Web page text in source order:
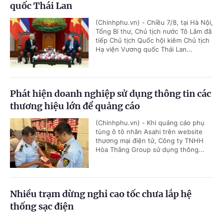
quốc Thái Lan
(Chinhphu.vn) - Chiều 7/8, tại Hà Nội,
Tổng Bí thư, Chủ tịch nước Tô Lâm đã
tiếp Chủ tịch Quốc hội kiêm Chủ tịch
Hạ viện Vương quốc Thái Lan...
Phát hiện doanh nghiệp sử dụng thông tin các
thương hiệu lớn để quảng cáo
(Chinhphu.vn) - Khi quảng cáo phụ
tùng ô tô nhãn Asahi trên website
thương mại điện tử, Công ty TNHH
Hòa Thắng Group sử dụng thông...
Nhiều trạm dừng nghỉ cao tốc chưa lắp hệ
thống sạc điện